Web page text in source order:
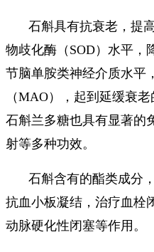
石斛具有抗衰老，提
物歧化酶（SOD）水平，
节脑单胺类神经介质水平
（MAO），起到延缓衰
石斛兰多糖也具有显著的
射等多种功效。
石斛含有的酯类成分
抗血小板凝结，治疗血栓
动脉硬化性闭塞等作用。